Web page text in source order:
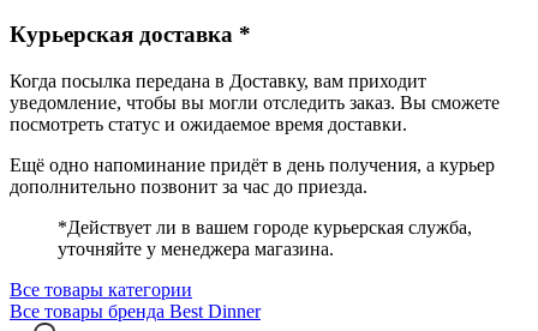
Курьерская доставка *
Когда посылка передана в Доставку, вам приходит
уведомление, чтобы вы могли отследить заказ. Вы сможете
посмотреть статус и ожидаемое время доставки.
Ещё одно напоминание придёт в день получения, а курьер
дополнительно позвонит за час до приезда.
*Действует ли в вашем городе курьерская служба,
уточняйте у менеджера магазина.
Все товары категории
Все товары бренда Best Dinner